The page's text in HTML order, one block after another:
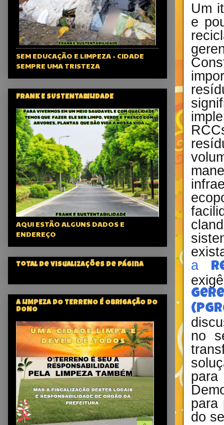
Um
e
a
no
para
do
SEM EDUCAÇÃO E LIMPEZA - CIDADE
SEMPRE UMA TRISTEZA
FRANK E SUSTENTABILIDADE
AQUI ESTÃO ALGUNS DADOS E
ENDEREÇO
Total de visualizações de página
A LIMPEZA DO TERRENO É OBRIGAÇÃO DO
DONO